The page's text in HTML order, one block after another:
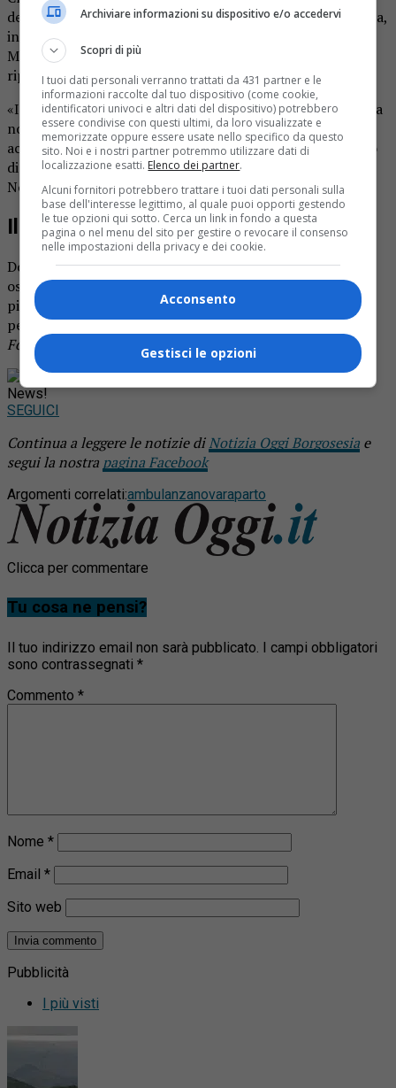
dell’ambulanza è nata Greta (nome di fantasia). La mamma,
in travaglio, stava per essere accompagnata all’ospedale
Maggiore ma la piccola ha avuto fretta di nascere. Lo
riportano i colleghi diPrima Novara.
«In quei momenti – commentano i volontari – l’ambulanza
novarese si è trasformata in una cicogna che ha
accompagnato mamma e figlia in piena salute nel reparto
di Ostetricia e Ginecologia dell’ospedale Maggiore di
Novara».
Il ricovero in corsi
Dopo il parto, ovviamente la mamma è stata portata in
ospedale per le verifiche sullo stato di salute, suo e della
piccola. La situazione è stata giudicata del tutto normale
per entrambi.
Foto d’archivio
Rimani aggiornato seguendoci su Google
News!
SEGUICI
Continua a leggere le notizie diNotizia Oggi Borgosesia e
segui la nostra pagina Facebook
Argomenti correlati:ambulanzanovaraparto
Clicca per commentare
Tu cosa ne pensi?
Il tuo indirizzo email non sarà pubblicato.
I campi obbligatori
sono contrassegnati *
Commento *
Nome *
Email *
Sito web
Pubblicità
I più visti
Archiviare informazioni su dispositivo e/o accedervi
Scopri di più
I tuoi dati personali verranno trattati da 431 partner e le
informazioni raccolte dal tuo dispositivo (come cookie,
identificatori univoci e altri dati del dispositivo) potrebbero
essere condivise con questi ultimi, da loro visualizzate e
memorizzate oppure essere usate nello specifico da questo
sito. Noi e i nostri partner potremmo utilizzare dati di
localizzazione esatti. Elenco dei partner.
Alcuni fornitori potrebbero trattare i tuoi dati personali sulla
base dell'interesse legittimo, al quale puoi opporti gestendo
le tue opzioni qui sotto. Cerca un link in fondo a questa
pagina o nel menu del sito per gestire o revocare il consenso
nelle impostazioni della privacy e dei cookie.
Acconsento
Gestisci le opzioni